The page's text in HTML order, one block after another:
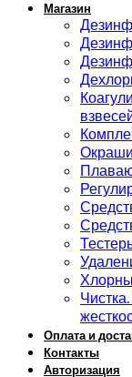
Магазин
Оплата и
Контакты
Авторизация